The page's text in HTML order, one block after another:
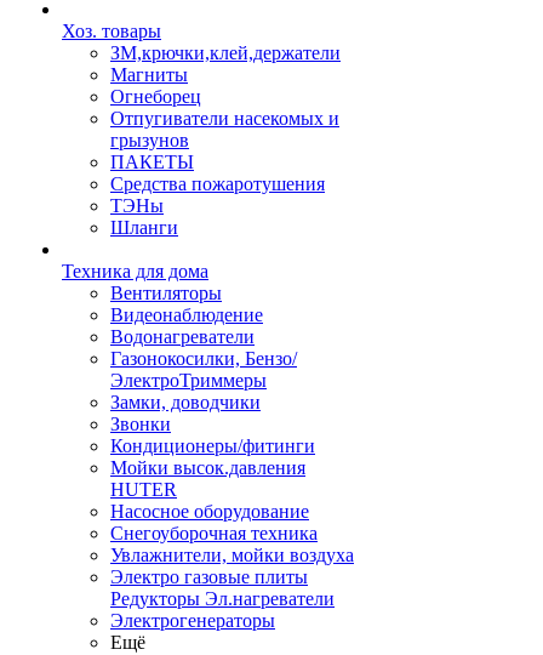
Хоз. товары
ЗМ,крючки,клей,держатели
Магниты
Огнеборец
Отпугиватели насекомых и
грызунов
ПАКЕТЫ
Средства пожаротушения
ТЭНы
Шланги
Техника для дома
Вентиляторы
Видеонаблюдение
Водонагреватели
Газонокосилки, Бензо/
ЭлектроТриммеры
Замки, доводчики
Звонки
Кондиционеры/фитинги
Мойки высок.давления
HUTER
Насосное оборудование
Снегоуборочная техника
Увлажнители, мойки воздуха
Электро газовые плиты
Редукторы Эл.нагреватели
Электрогенераторы
Ещё